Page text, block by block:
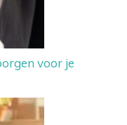
voor je